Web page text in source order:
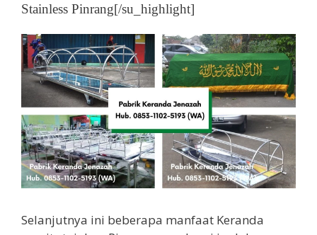
Stainless Pinrang[/su_highlight]
Selanjutnya ini beberapa manfaat Keranda